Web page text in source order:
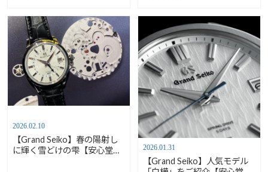
2026.02.10
【Grand Seiko】春の陽射し
に輝く雪どけの雫【安心堂沼
2026.01.31
【Grand Seiko】人気モデル